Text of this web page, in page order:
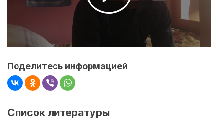
Поделитесь информацией
Список литературы